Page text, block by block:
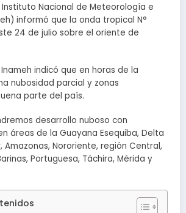
Nacional de Meteorología e
informó que la onda tropical N°
24 de julio sobre el oriente de
indicó que en horas de la
nubosidad parcial y zonas
parte del país.
desarrollo nuboso con
áreas de la Guayana Esequiba, Delta
Amazonas, Nororiente, región Central,
Portuguesa, Táchira, Mérida y